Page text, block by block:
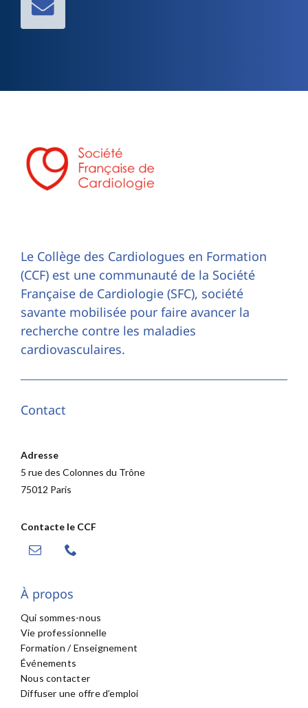
Le Collège des Cardiologues en Formation
(CCF) est une communauté de la Société
Française de Cardiologie (SFC), société
savante mobilisée pour faire avancer la
recherche contre les maladies
cardiovasculaires.
Contact
Adresse
5 rue des Colonnes du Trône
75012 Paris
Contacte le CCF
À propos
Qui sommes-nous
Vie professionnelle
Formation / Enseignement
Événements
Nous contacter
Diffuser une offre d’emploi